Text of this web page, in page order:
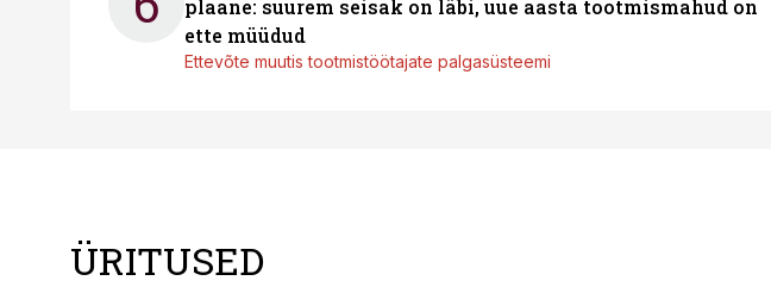
plaane: suurem seisak on läbi, uue aasta tootmismahud on
ette müüdud
Ettevõte muutis tootmistöötajate palgasüsteemi
ÜRITUSED